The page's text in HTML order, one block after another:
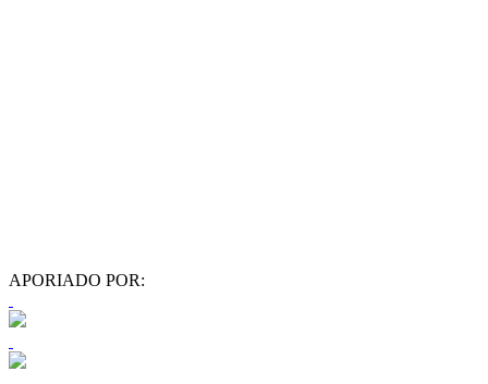
APORIADO POR: